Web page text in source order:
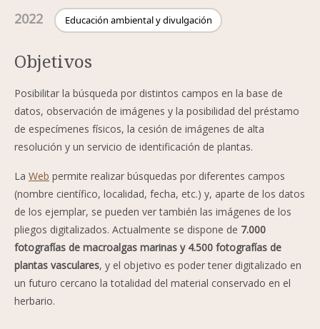
2022 Educación ambiental y divulgación
Objetivos
Posibilitar la búsqueda por distintos campos en la base de
datos, observación de imágenes y la posibilidad del préstamo
de especímenes físicos, la cesión de imágenes de alta
resolución y un servicio de identificación de plantas.
La Web permite realizar búsquedas por diferentes campos
(nombre científico, localidad, fecha, etc.) y, aparte de los datos
de los ejemplar, se pueden ver también las imágenes de los
pliegos digitalizados. Actualmente se dispone de 7.000
fotografías de macroalgas marinas y 4.500 fotografías de
plantas vasculares, y el objetivo es poder tener digitalizado en
un futuro cercano la totalidad del material conservado en el
herbario.